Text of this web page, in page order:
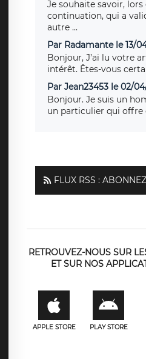
Je souhaite savoir,
continuation, qui a
autre ...
Par Radamante le 13/
Bonjour, J’ai lu votre
intérêt. Êtes-vous
Par Jean23453 le 02/
Bonjour. Je suis un
un particulier qui offre
FLUX RSS :
RETROUVEZ-NOUS SUR
ET SUR NOS
APPLE STORE PLAY STORE